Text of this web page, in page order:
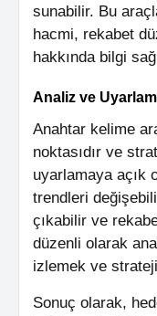
sunabilir. Bu
hacmi, rekabet
hakkında bilgi
Analiz ve
Anahtar kelime
noktasıdır ve
uyarlamaya açık
trendleri
çıkabilir ve
düzenli olarak
izlemek ve
Sonuç olarak,